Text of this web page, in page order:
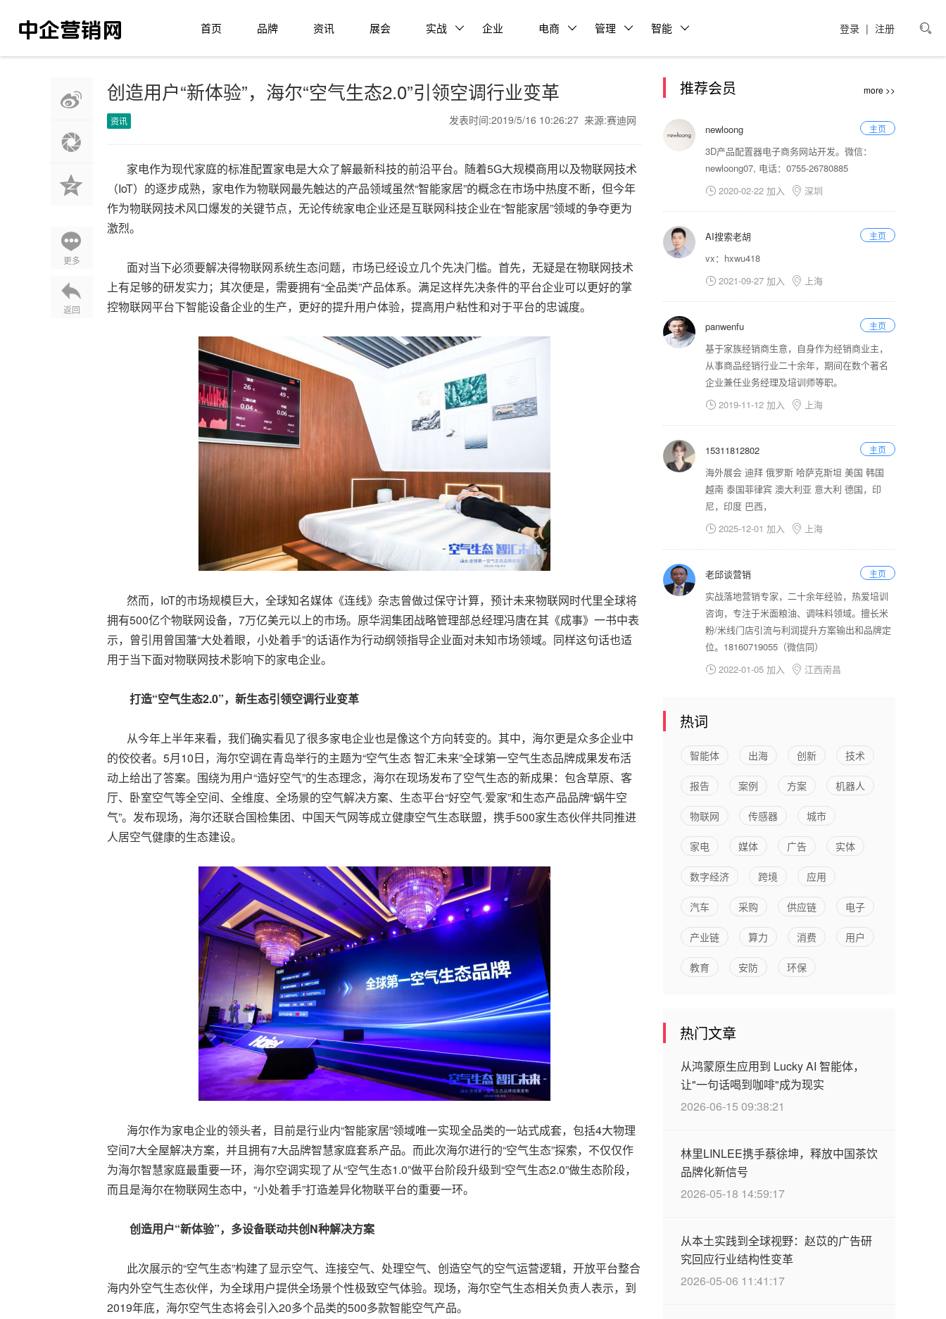

登录 | 注册
首页 品牌 资讯 展会 实战 企业 电商 管理 智能
更多
返回
创造用户“新体验”，海尔“空气生态2.0”引领空调行业变革
资讯 发表时间:2019/5/16 10:26:27 来源:赛迪网
家电作为现代家庭的标准配置家电是大众了解最新科技的前沿平台。随着5G大规模商用以及物联网技术
（IoT）的逐步成熟，家电作为物联网最先触达的产品领域虽然“智能家居”的概念在市场中热度不断，但今年
作为物联网技术风口爆发的关键节点，无论传统家电企业还是互联网科技企业在“智能家居”领域的争夺更为
激烈。
面对当下必须要解决得物联网系统生态问题，市场已经设立几个先决门槛。首先，无疑是在物联网技术
上有足够的研发实力；其次便是，需要拥有“全品类”产品体系。满足这样先决条件的平台企业可以更好的掌
控物联网平台下智能设备企业的生产，更好的提升用户体验，提高用户粘性和对于平台的忠诚度。
然而，IoT的市场规模巨大，全球知名媒体《连线》杂志曾做过保守计算，预计未来物联网时代里全球将
拥有500亿个物联网设备，7万亿美元以上的市场。原华润集团战略管理部总经理冯唐在其《成事》一书中表
示，曾引用曾国藩“大处着眼，小处着手”的话语作为行动纲领指导企业面对未知市场领域。同样这句话也适
用于当下面对物联网技术影响下的家电企业。
打造“空气生态2.0”，新生态引领空调行业变革
从今年上半年来看，我们确实看见了很多家电企业也是像这个方向转变的。其中，海尔更是众多企业中
的佼佼者。5月10日，海尔空调在青岛举行的主题为“空气生态 智汇未来”全球第一空气生态品牌成果发布活
动上给出了答案。围绕为用户“造好空气”的生态理念，海尔在现场发布了空气生态的新成果：包含草原、客
厅、卧室空气等全空间、全维度、全场景的空气解决方案、生态平台“好空气·爱家”和生态产品品牌“蜗牛空
气”。发布现场，海尔还联合国检集团、中国天气网等成立健康空气生态联盟，携手500家生态伙伴共同推进
人居空气健康的生态建设。
海尔作为家电企业的领头者，目前是行业内“智能家居”领域唯一实现全品类的一站式成套，包括4大物理
空间7大全屋解决方案，并且拥有7大品牌智慧家庭套系产品。而此次海尔进行的“空气生态”探索，不仅仅作
为海尔智慧家庭最重要一环，海尔空调实现了从“空气生态1.0”做平台阶段升级到“空气生态2.0”做生态阶段，
而且是海尔在物联网生态中，“小处着手”打造差异化物联平台的重要一环。
创造用户“新体验”，多设备联动共创N种解决方案
此次展示的“空气生态”构建了显示空气、连接空气、处理空气、创造空气的空气运营逻辑，开放平台整合
海内外空气生态伙伴，为全球用户提供全场景个性极致空气体验。现场，海尔空气生态相关负责人表示，到
2019年底，海尔空气生态将会引入20多个品类的500多款智能空气产品。
推荐会员 more >>
主页
newloong
3D产品配置器电子商务网站开发。微信：
newloong07, 电话：0755-26780885
 2020-02-22 加入  深圳
主页
AI搜索老胡
vx：hxwu418
 2021-09-27 加入  上海
主页
panwenfu
基于家族经销商生意，自身作为经销商业主，
从事商品经销行业二十余年，期间在数个著名
企业兼任业务经理及培训师等职。
 2019-11-12 加入  上海
主页
15311812802
海外展会 迪拜 俄罗斯 哈萨克斯坦 美国 韩国
越南 泰国菲律宾 澳大利亚 意大利 德国，印
尼，印度 巴西，
 2025-12-01 加入  上海
主页
老邱谈营销
实战落地营销专家，二十余年经验，热爱培训
咨询，专注于米面粮油、调味料领域。擅长米
粉/米线门店引流与利润提升方案输出和品牌定
位。18160719055（微信同）
 2022-01-05 加入  江西南昌
热词
智能体 出海 创新 技术
报告 案例 方案 机器人
物联网 传感器 城市
家电 媒体 广告 实体
数字经济 跨境 应用
汽车 采购 供应链 电子
产业链 算力 消费 用户
教育 安防 环保
热门文章
从鸿蒙原生应用到 Lucky AI 智能体，
让"一句话喝到咖啡"成为现实
2026-06-15 09:38:21
林里LINLEE携手蔡徐坤，释放中国茶饮
品牌化新信号
2026-05-18 14:59:17
从本土实践到全球视野：赵苡的广告研
究回应行业结构性变革
2026-05-06 11:41:17